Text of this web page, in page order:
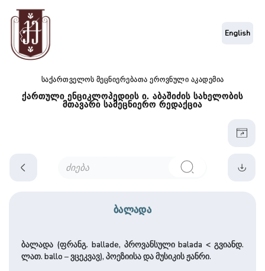
საქართველოს მეცნიერებათა ეროვნული აკადემია
ქართული ენციკლოპედიის ი. აბაშიძის სახელობის
მთავარი სამეცნიერო რედაქცია
English
ბალადა
ბალადა (ფრანგ. ballade, პროვანსული balada < გვიანდ.
ლათ. ballo – ვცეკვავ), პოეზიისა და მუსიკის ჟანრი.